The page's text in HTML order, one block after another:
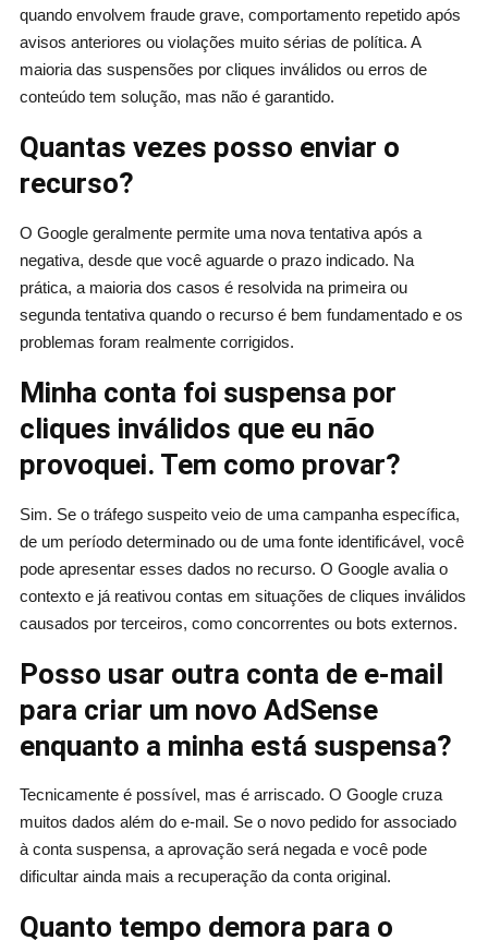
quando envolvem fraude grave, comportamento repetido após
avisos anteriores ou violações muito sérias de política. A
maioria das suspensões por cliques inválidos ou erros de
conteúdo tem solução, mas não é garantido.
Quantas vezes posso enviar o
recurso?
O Google geralmente permite uma nova tentativa após a
negativa, desde que você aguarde o prazo indicado. Na
prática, a maioria dos casos é resolvida na primeira ou
segunda tentativa quando o recurso é bem fundamentado e os
problemas foram realmente corrigidos.
Minha conta foi suspensa por
cliques inválidos que eu não
provoquei. Tem como provar?
Sim. Se o tráfego suspeito veio de uma campanha específica,
de um período determinado ou de uma fonte identificável, você
pode apresentar esses dados no recurso. O Google avalia o
contexto e já reativou contas em situações de cliques inválidos
causados por terceiros, como concorrentes ou bots externos.
Posso usar outra conta de e-mail
para criar um novo AdSense
enquanto a minha está suspensa?
Tecnicamente é possível, mas é arriscado. O Google cruza
muitos dados além do e-mail. Se o novo pedido for associado
à conta suspensa, a aprovação será negada e você pode
dificultar ainda mais a recuperação da conta original.
Quanto tempo demora para o